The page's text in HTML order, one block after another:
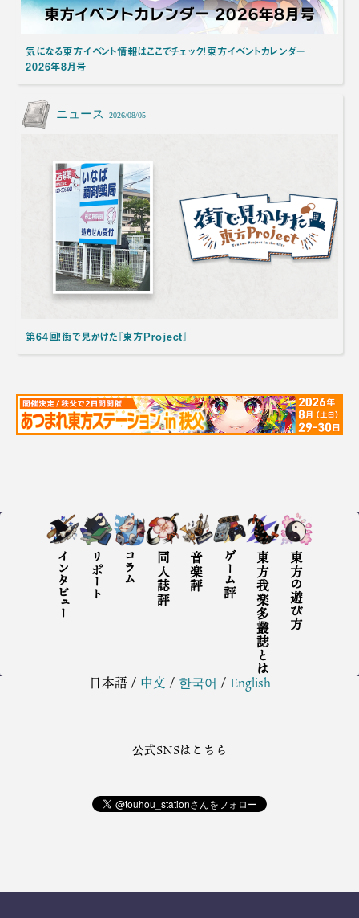
気になる東方イベント情報はここでチェック！東方イベントカレンダー
2026年8月号
ニュース 2026/08/05
第64回！街で見かけた『東方Project』
インタビュー リポート コラム 同人誌評 音楽評 ゲーム評 東方我楽多叢誌とは 東方の遊び方
日本語/ 中文 / 한국어 / English
公式SNSはこちら